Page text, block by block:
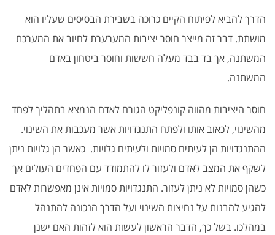
הדרך להביא לפיתוח הקיים כרוכה בשבירת הבסיסים שעליו הוא
מושתת. דבר זה מייצר חוסר יציבות המערערת לחיוב את המערכת
המשתנה, אך בד בבד מעלה חששות וחוסר ביטחון באדם
המשתנה.
חוסר היציבות מהווה קונפליקט הגורם לאדם הנמצא בתהליך לפחד
מהשינוי, לכאוב אותו ולפתח התנגדויות אשר מעכבות את השינוי.
ההתנגדויות הן לעיתים סמויות ולעיתים גלויות. כאשר הן גלויות ניתן
לשקף את המצב לאדם ולעזור לו להתמודד עם הפחדים העולים אך
כשהן סמויות לא ניתן לעזור. התנגדויות סמויות אינן מאפשרות לאדם
להגיע להבנות על נחיצות השינוי ועל הדרך הנכונה להתנהל
במהלכו. בשל כך, הדבר הראשון לעשות הוא לזהות האם ישנן